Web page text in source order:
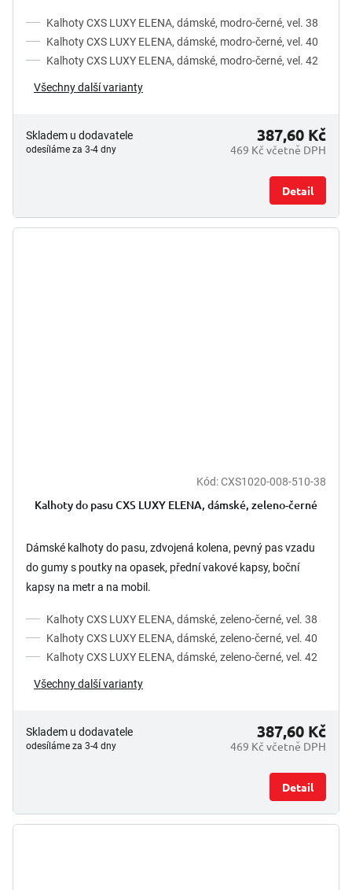
Kalhoty CXS LUXY ELENA, dámské, modro-černé, vel. 38
Kalhoty CXS LUXY ELENA, dámské, modro-černé, vel. 40
Kalhoty CXS LUXY ELENA, dámské, modro-černé, vel. 42
Všechny další varianty
Skladem u dodavatele
odesíláme za 3-4 dny 469 Kč včetně DPH
387,60 Kč
Detail
Kód:CXS1020-008-510-38
Kalhoty do pasu CXS LUXY ELENA, dámské, zeleno-černé
Dámské kalhoty do pasu, zdvojená kolena, pevný pas vzadu
do gumy s poutky na opasek, přední vakové kapsy, boční
kapsy na metr a na mobil.
Kalhoty CXS LUXY ELENA, dámské, zeleno-černé, vel. 38
Kalhoty CXS LUXY ELENA, dámské, zeleno-černé, vel. 40
Kalhoty CXS LUXY ELENA, dámské, zeleno-černé, vel. 42
Všechny další varianty
Skladem u dodavatele
odesíláme za 3-4 dny 469 Kč včetně DPH
387,60 Kč
Detail